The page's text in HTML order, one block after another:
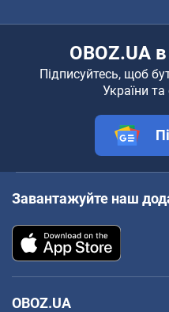
OBOZ.UA
Підписуйтесь, щоб
України та
Завантажуйте наш
OBOZ.UA